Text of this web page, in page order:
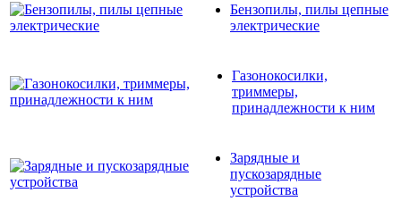
Бензопилы, пилы цепные
электрические
Газонокосилки,
триммеры,
принадлежности к ним
Зарядные и
пускозарядные
устройства